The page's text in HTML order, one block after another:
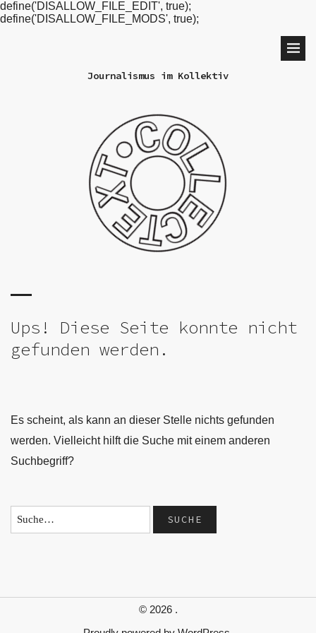
define('DISALLOW_FILE_EDIT', true);
define('DISALLOW_FILE_MODS', true);
Journalismus im Kollektiv
Ups! Diese Seite konnte nicht
gefunden werden.
Es scheint, als kann an dieser Stelle nichts gefunden
werden. Vielleicht hilft die Suche mit einem anderen
Suchbegriff?
© 2026 .